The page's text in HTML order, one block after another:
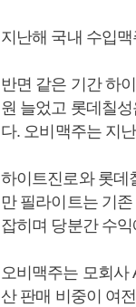
지난해 국내 수입
반면 같은 기간 하
원 늘었고 롯데칠
다. 오비맥주는 지
하이트진로와 롯데
만 필라이트는 기
잡히며 당분간 수
오비맥주는 모회사
산 판매 비중이 여